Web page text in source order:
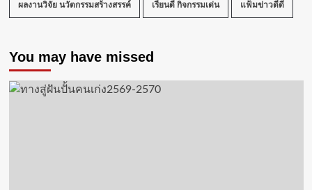
ผลงานวิจัย นวัตกรรมสร้างสรรค์ เรียนดี กิจกรรมเด่น แฟ้มข่าวดีดี
You may have missed